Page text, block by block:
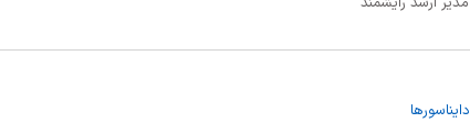
ساده‌سازی بزرگ است، چرا که برای مثال، ماهی‌ها،
بسیاری از علاقه‌مندان به حیات ماقبل تاریخ، آخرین حلقه این
دایناسورها